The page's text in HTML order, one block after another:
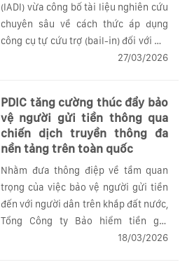
(IADI) vừa công bố tài liệu nghiên cứu
chuyên sâu về cách thức áp dụng
công cụ tự cứu trợ (bail-in) đối với mô
hình tổ chức tài chính hợp tác. Trường
27/03/2026
PDIC tăng cường thúc đẩy bảo
vệ người gửi tiền thông qua
chiến dịch truyền thông đa
nền tảng trên toàn quốc
Nhằm đưa thông điệp về tầm quan
trọng của việc bảo vệ người gửi tiền
đến với người dân trên khắp đất nước,
Tổng Công ty Bảo hiểm tiền gửi
Philippines (PDIC) đã triển khai chiến
18/03/2026